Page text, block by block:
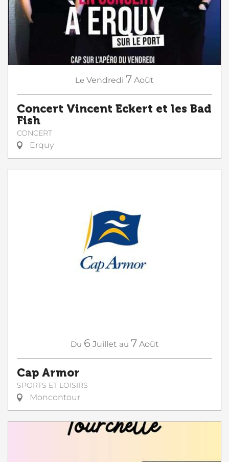
Le Vendredi 7 Août
Concert Vincent Eckert et les Bad
Fish
CONCERT
Erquy
Du 6 Juillet au 7 Août
Cap Armor
SPORTS ET LOISIRS
Moncontour